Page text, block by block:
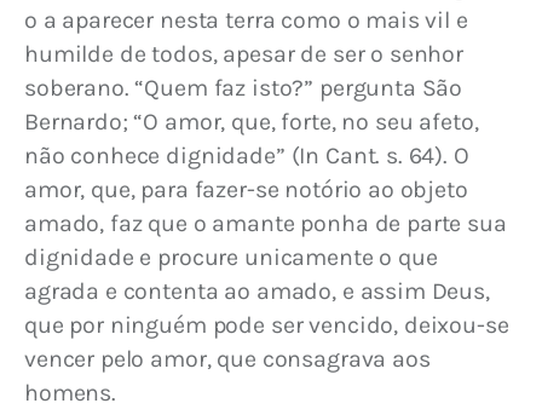
o a aparecer nesta terra como o mais vil e
humilde de todos, apesar de ser o senhor
soberano. “Quem faz isto?” pergunta São
Bernardo; “O amor, que, forte, no seu afeto,
não conhece dignidade” (In Cant. s. 64). O
amor, que, para fazer-se notório ao objeto
amado, faz que o amante ponha de parte sua
dignidade e procure unicamente o que
agrada e contenta ao amado, e assim Deus,
que por ninguém pode ser vencido, deixou-se
vencer pelo amor, que consagrava aos
homens.